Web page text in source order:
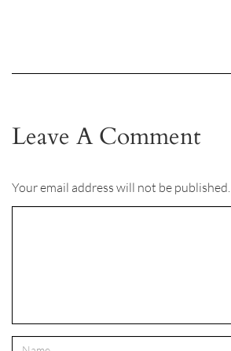
Leave A Comment
Your email address will not be published.